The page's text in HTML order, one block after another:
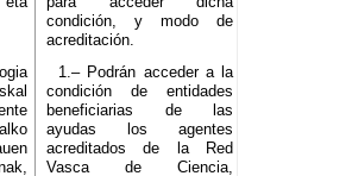
condición, y modo de
acreditación.
1.– Podrán acceder a la
condición de entidades
beneficiarias de las
ayudas los agentes
acreditados de la Red
Vasca de Ciencia,